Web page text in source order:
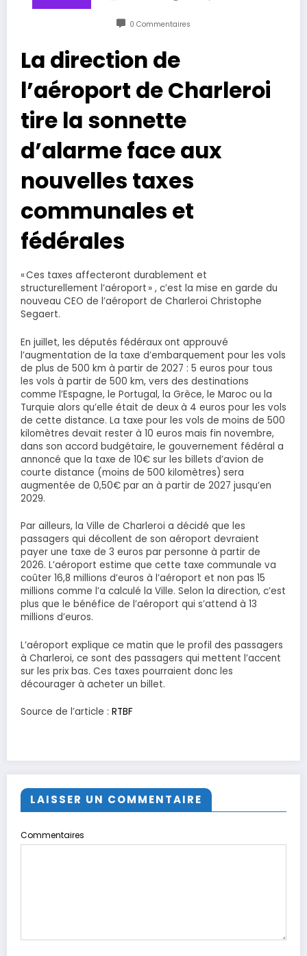
0 Commentaires
La direction de
l’aéroport de Charleroi
tire la sonnette
d’alarme face aux
nouvelles taxes
communales et
fédérales
« Ces taxes affecteront durablement et
structurellement l’aéroport » , c’est la mise en garde du
nouveau CEO de l’aéroport de Charleroi Christophe
Segaert.
En juillet, les députés fédéraux ont approuvé
l’augmentation de la taxe d’embarquement pour les vols
de plus de 500 km à partir de 2027 : 5 euros pour tous
les vols à partir de 500 km, vers des destinations
comme l’Espagne, le Portugal, la Grèce, le Maroc ou la
Turquie alors qu’elle était de deux à 4 euros pour les vols
de cette distance. La taxe pour les vols de moins de 500
kilomètres devait rester à 10 euros mais fin novembre,
dans son accord budgétaire, le gouvernement fédéral a
annoncé que la taxe de 10€ sur les billets d’avion de
courte distance (moins de 500 kilomètres) sera
augmentée de 0,50€ par an à partir de 2027 jusqu’en
2029.
Par ailleurs, la Ville de Charleroi a décidé que les
passagers qui décollent de son aéroport devraient
payer une taxe de 3 euros par personne à partir de
2026. L’aéroport estime que cette taxe communale va
coûter 16,8 millions d’euros à l’aéroport et non pas 15
millions comme l’a calculé la Ville. Selon la direction, c’est
plus que le bénéfice de l’aéroport qui s’attend à 13
millions d’euros.
L’aéroport explique ce matin que le profil des passagers
à Charleroi, ce sont des passagers qui mettent l’accent
sur les prix bas. Ces taxes pourraient donc les
décourager à acheter un billet.
Source de l’article : RTBF
LAISSER UN COMMENTAIRE
Commentaires